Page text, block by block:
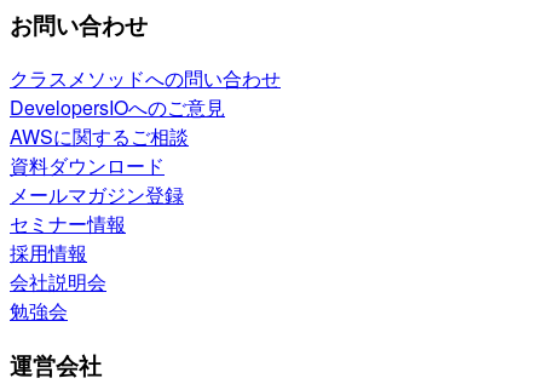
お問い合わせ
クラスメソッドへの問い合わせ
DevelopersIOへのご意見
AWSに関するご相談
資料ダウンロード
メールマガジン登録
セミナー情報
採用情報
会社説明会
勉強会
運営会社